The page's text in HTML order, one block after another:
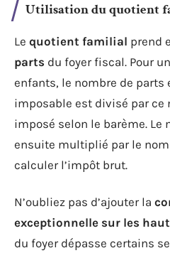
Utilisation du quotient
Le quotient familial prend
parts du foyer fiscal. Pour
enfants, le nombre de parts
imposable est divisé par ce
imposé selon le barème. Le
ensuite multiplié par le
calculer l’impôt brut.
N’oubliez pas d’ajouter la
exceptionnelle sur les
du foyer dépasse certains